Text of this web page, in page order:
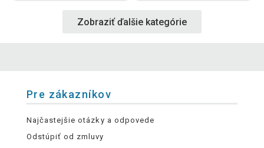
Zobraziť ďalšie kategórie
Pre zákazníkov
Najčastejšie otázky a odpovede
Odstúpiť od zmluvy